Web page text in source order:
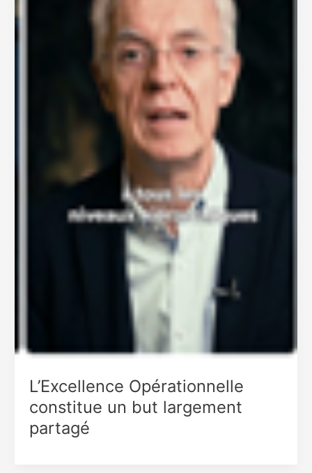
L’Excellence Opérationnelle
constitue un but largement
partagé